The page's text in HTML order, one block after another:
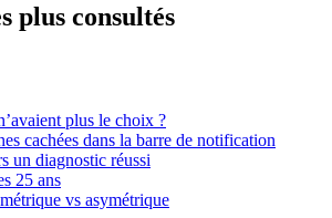
plus consultés
plus le choix ?
cachées dans la barre de notification
un diagnostic réussi
25 ans
vs asymétrique